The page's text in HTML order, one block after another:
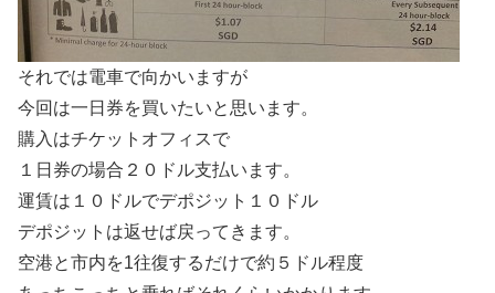
それでは電車で向かいますが
今回は一日券を買いたいと思います。
購入はチケットオフィスで
１日券の場合２０ドル支払います。
運賃は１０ドルでデポジット１０ドル
デポジットは返せば戻ってきます。
空港と市内を1往復するだけで約５ドル程度